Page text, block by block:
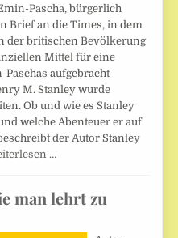
Pascha, bürgerlich
Brief an die Times, in dem
der britischen Bevölkerung
Mittel für eine
aufgebracht
M. Stanley wurde
Ob und wie es Stanley
welche Abenteuer er auf
der Autor Stanley
…
man lehrt zu